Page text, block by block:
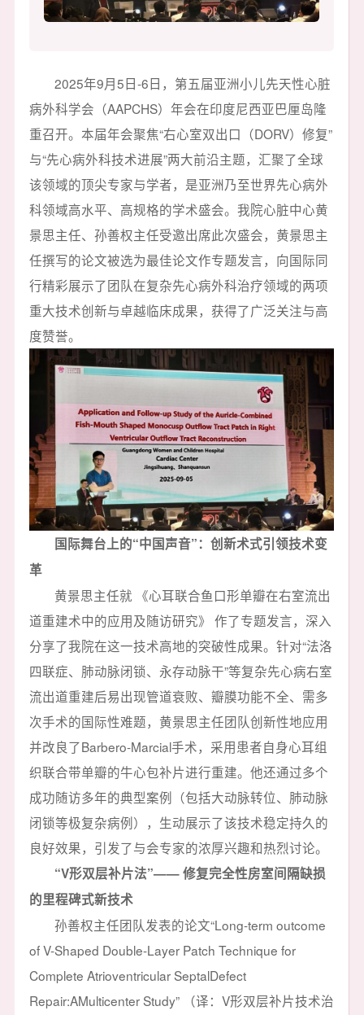
2025年9月5日-6日，第五届亚洲小儿先天性心脏
病外科学会（AAPCHS）年会在印度尼西亚巴厘岛隆
重召开。本届年会聚焦“右心室双出口（DORV）修复”
与“先心病外科技术进展”两大前沿主题，汇聚了全球
该领域的顶尖专家与学者，是亚洲乃至世界先心病外
科领域高水平、高规格的学术盛会。我院心脏中心黄
景思主任、孙善权主任受邀出席此次盛会，黄景思主
任撰写的论文被选为最佳论文作专题发言，向国际同
行精彩展示了团队在复杂先心病外科治疗领域的两项
重大技术创新与卓越临床成果，获得了广泛关注与高
度赞誉。
国际舞台上的“中国声音”：创新术式引领技术变
革
黄景思主任就 《心耳联合鱼口形单瓣在右室流出
道重建术中的应用及随访研究》 作了专题发言，深入
分享了我院在这一技术高地的突破性成果。针对“法洛
四联症、肺动脉闭锁、永存动脉干”等复杂先心病右室
流出道重建后易出现管道衰败、瓣膜功能不全、需多
次手术的国际性难题，黄景思主任团队创新性地应用
并改良了Barbero-Marcial手术，采用患者自身心耳组
织联合带单瓣的牛心包补片进行重建。他还通过多个
成功随访多年的典型案例（包括大动脉转位、肺动脉
闭锁等极复杂病例），生动展示了该技术稳定持久的
良好效果，引发了与会专家的浓厚兴趣和热烈讨论。
“V形双层补片法”—— 修复完全性房室间隔缺损
的里程碑式新技术
孙善权主任团队发表的论文“Long-term outcome
of V-Shaped Double-Layer Patch Technique for
Complete Atrioventricular SeptalDefect
Repair:AMulticenter Study” （译：V形双层补片技术治